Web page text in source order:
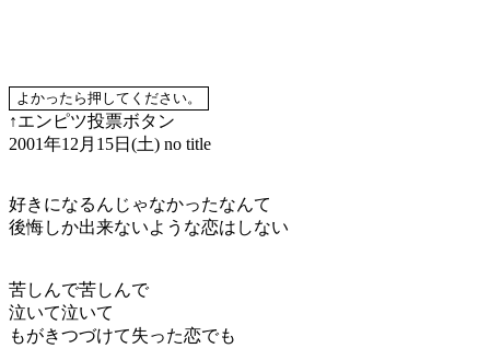
↑エンピツ投票ボタン
2001年12月15日(土) no title
好きになるんじゃなかったなんて
後悔しか出来ないような恋はしない
苦しんで苦しんで
泣いて泣いて
もがきつづけて失った恋でも